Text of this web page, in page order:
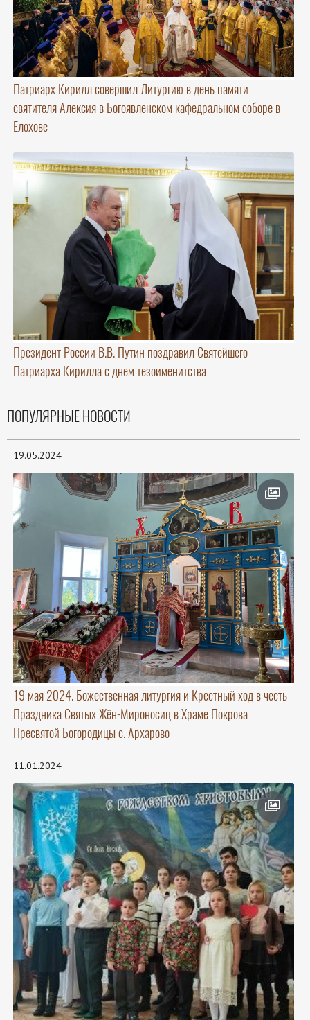
Патриарх Кирилл совершил Литургию в день памяти
святителя Алексия в Богоявленском кафедральном соборе в
Елохове
Президент России В.В. Путин поздравил Святейшего
Патриарха Кирилла с днем тезоименитства
ПОПУЛЯРНЫЕ НОВОСТИ
19.05.2024
19 мая 2024. Божественная литургия и Крестный ход в честь
Праздника Святых Жён-Мироносиц в Храме Покрова
Пресвятой Богородицы с. Архарово
11.01.2024